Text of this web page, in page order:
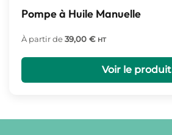
Pompe à Huile Manuelle
À partir de39,00 € HT
Voir le produit